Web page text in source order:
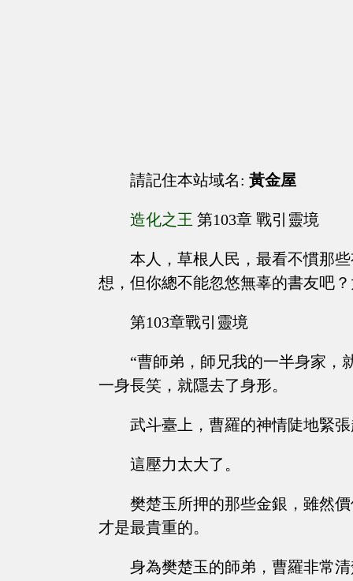
請記住本站域名: 黃金屋
造化之王 第103章 戰引靈境
本人，草根人民，最看不慣那
想，但你總不能忽悠無辜的書友吧
第103章戰引靈境
“曹師弟，師兄我的一半身家，
一身長笑，就隱去了身形。
武斗臺上，曹羅的神情陡地緊
這壓力太大了。
樊楚玉所押的那些金銀，雖然
才是最貴重的。
身為樊楚玉的師弟，曹羅非常